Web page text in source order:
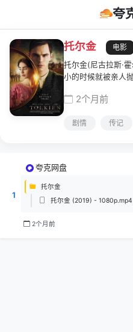
夸
托尔金
电影
托尔金(尼古拉斯·
小的时候就被亲人
们从此便浸淫在浓
见了罗伯特(帕特
之间结下了深厚的
的伯乐约瑟夫教授(
2个月前
剧情 传记
1
夸克网盘
托尔金
托尔金 (2019) - 1080p.mp4
2个月前